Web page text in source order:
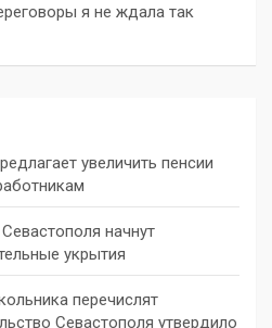
я не ждала так
увеличить пенсии
начнут
укрытия
перечислят
Севастополя утвердило